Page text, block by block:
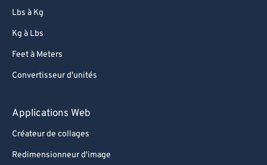
Lbs à Kg
Kg à Lbs
Feet à Meters
Convertisseur d'unités
Applications Web
Créateur de collages
Redimensionneur d'image